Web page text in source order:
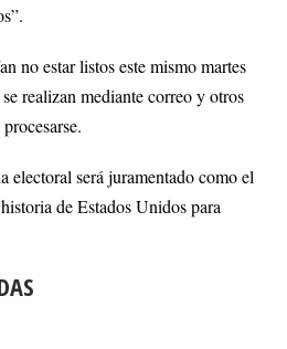
no estar listos este mismo martes
realizan mediante correo y otros
electoral será juramentado como el
de Estados Unidos para